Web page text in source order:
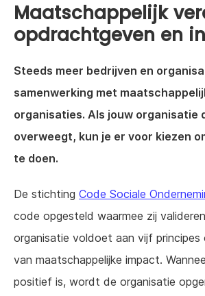
News & events
Resources
Support NLnet
About us
Maatschappelijk
opdrachtgeven en
Steeds meer bedrijven en
samenwerking met
organisaties. Als jouw organisatie
overweegt, kun je er voor kiezen
te doen.
De stichting Code Sociale
code opgesteld waarmee zij
organisatie voldoet aan vijf principes
van maatschappelijke impact.
positief is, wordt de organisatie